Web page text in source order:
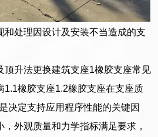
和处理因设计及安装不当造成的支
顶升法更换建筑支座1橡胶支座常见
1.1橡胶支座1.2橡胶支座在支座质
决定支持应用程序性能的关键因
外观质量和力学指标满足要求，